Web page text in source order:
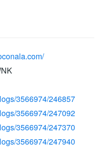
3566974/246857
3566974/247092
3566974/247370
3566974/247940